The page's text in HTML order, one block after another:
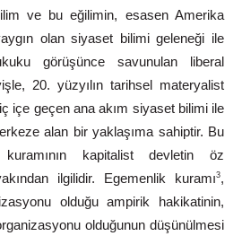
ve bu eğilimin, esasen Amerika
olan siyaset bilimi geleneği ile
görüşünce savunulan liberal
20. yüzyılın tarihsel materyalist
iç içe geçen ana akım siyaset bilimi ile
alan bir yaklaşıma sahiptir. Bu
kapitalist devletin öz
ilgilidir. Egemenlik kuramı3,
olduğu ampirik hakikatinin,
olduğunun düşünülmesi